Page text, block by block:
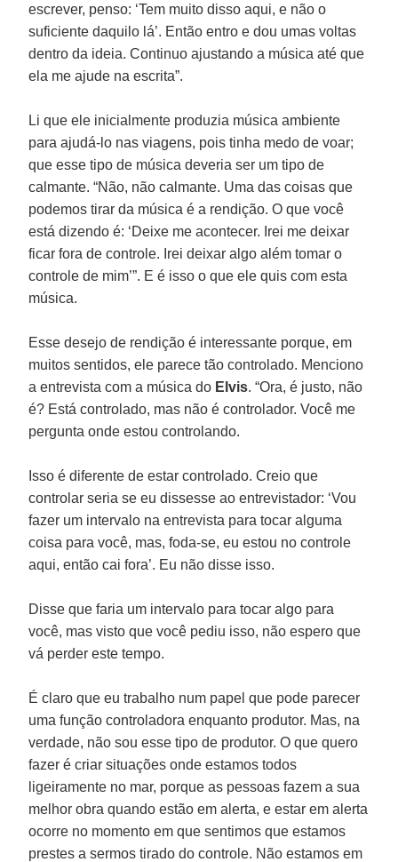
escrever, penso: ‘Tem muito disso aqui, e não o
suficiente daquilo lá’. Então entro e dou umas voltas
dentro da ideia. Continuo ajustando a música até que
ela me ajude na escrita”.
Li que ele inicialmente produzia música ambiente
para ajudá-lo nas viagens, pois tinha medo de voar;
que esse tipo de música deveria ser um tipo de
calmante. “Não, não calmante. Uma das coisas que
podemos tirar da música é a rendição. O que você
está dizendo é: ‘Deixe me acontecer. Irei me deixar
ficar fora de controle. Irei deixar algo além tomar o
controle de mim’”. E é isso o que ele quis com esta
música.
Esse desejo de rendição é interessante porque, em
muitos sentidos, ele parece tão controlado. Menciono
a entrevista com a música do Elvis. “Ora, é justo, não
é? Está controlado, mas não é controlador. Você me
pergunta onde estou controlando.
Isso é diferente de estar controlado. Creio que
controlar seria se eu dissesse ao entrevistador: ‘Vou
fazer um intervalo na entrevista para tocar alguma
coisa para você, mas, foda-se, eu estou no controle
aqui, então cai fora’. Eu não disse isso.
Disse que faria um intervalo para tocar algo para
você, mas visto que você pediu isso, não espero que
vá perder este tempo.
É claro que eu trabalho num papel que pode parecer
uma função controladora enquanto produtor. Mas, na
verdade, não sou esse tipo de produtor. O que quero
fazer é criar situações onde estamos todos
ligeiramente no mar, porque as pessoas fazem a sua
melhor obra quando estão em alerta, e estar em alerta
ocorre no momento em que sentimos que estamos
prestes a sermos tirado do controle. Não estamos em